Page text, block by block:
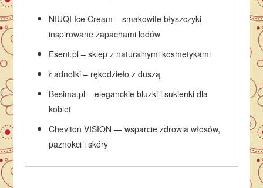
NIUQI Ice Cream – smakowite błyszczyki
inspirowane zapachami lodów
Esent.pl – sklep z naturalnymi kosmetykami
Ładnotki – rękodzieło z duszą
Besima.pl – eleganckie bluzki i sukienki dla
kobiet
Cheviton VISION — wsparcie zdrowia włosów,
paznokci i skóry